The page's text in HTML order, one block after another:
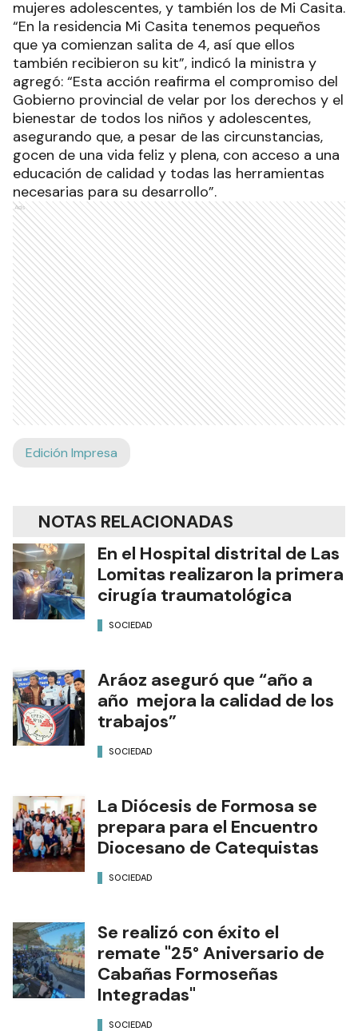
mujeres adolescentes, y también los de Mi Casita.
“En la residencia Mi Casita tenemos pequeños
que ya comienzan salita de 4, así que ellos
también recibieron su kit”, indicó la ministra y
agregó: “Esta acción reafirma el compromiso del
Gobierno provincial de velar por los derechos y el
bienestar de todos los niños y adolescentes,
asegurando que, a pesar de las circunstancias,
gocen de una vida feliz y plena, con acceso a una
educación de calidad y todas las herramientas
necesarias para su desarrollo”.
Ads
Edición Impresa
NOTAS RELACIONADAS
En el Hospital distrital de Las
Lomitas realizaron la primera
cirugía traumatológica
SOCIEDAD
Aráoz aseguró que “año a
año mejora la calidad de los
trabajos”
SOCIEDAD
La Diócesis de Formosa se
prepara para el Encuentro
Diocesano de Catequistas
SOCIEDAD
Se realizó con éxito el
remate "25° Aniversario de
Cabañas Formoseñas
Integradas"
SOCIEDAD